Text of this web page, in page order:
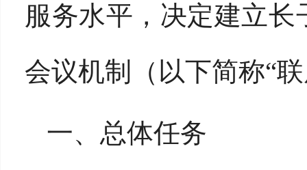
服务水平，决定建立
会议机制（以下简称“
一、总体任务